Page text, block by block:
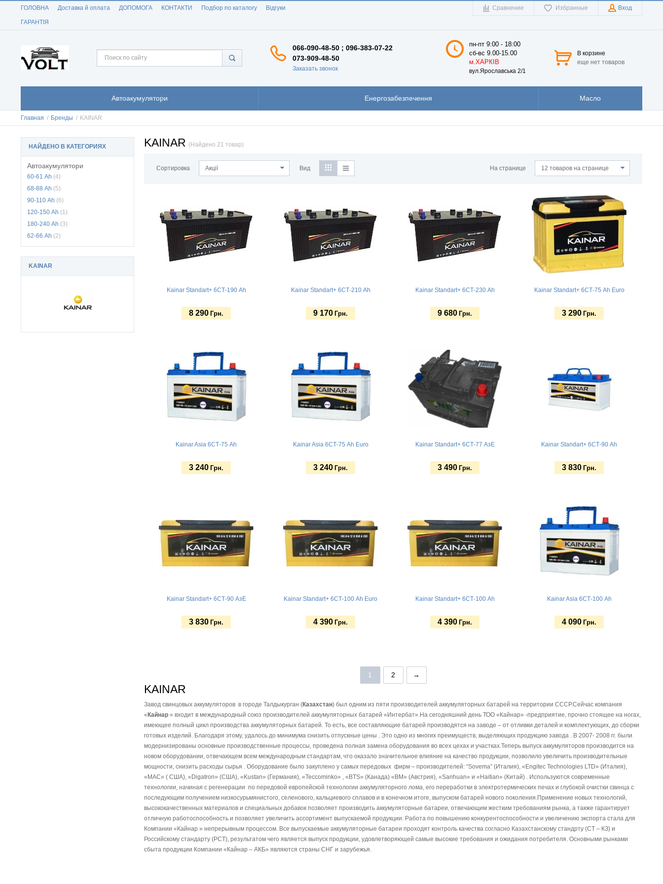
ГОЛОВНА Доставка й оплата ДОПОМОГА КОНТАКТИ Подбор по каталогу Відгуки
ГАРАНТIЯ
Сравнение Избранные Вход
066-090-48-50 ; 096-383-07-22
073-909-48-50
Заказать звонок
пн-пт 9:00 - 18:00
сб-вс 9.00-15.00
м.ХАРКІВ
вул.Ярославська 2/1
В корзине
еще нет товаров
Автоакумулятори Енергозабезпечення Масло
Главная / Бренды / KAINAR
НАЙДЕНО В КАТЕГОРИЯХ
Автоакумулятори
60-61 Аh (4)
68-88 Аh (5)
90-110 Аh (6)
120-150 Аh (1)
180-240 Аh (3)
62-66 Аh (2)
KAINAR
KAINAR (Найдено 21 товар)
Сортировка Акції Вид На странице 12 товаров на странице
Kainar Standart+ 6СТ-190 Ah
8 290 Грн.
Kainar Standart+ 6СТ-210 Ah
9 170 Грн.
Kainar Standart+ 6СТ-230 Ah
9 680 Грн.
Kainar Standart+ 6СТ-75 Ah Euro
3 290 Грн.
Kainar Asia 6СТ-75 Ah
3 240 Грн.
Kainar Asia 6СТ-75 Ah Euro
3 240 Грн.
Kainar Standart+ 6СТ-77 АзЕ
3 490 Грн.
Kainar Standart+ 6СТ-90 Ah
3 830 Грн.
Kainar Standart+ 6СТ-90 АзЕ
3 830 Грн.
Kainar Standart+ 6СТ-100 Ah Euro
4 390 Грн.
Kainar Standart+ 6СТ-100 Ah
4 390 Грн.
Kainar Asia 6СТ-100 Ah
4 090 Грн.
1 2 →
KAINAR
Завод свинцовых аккумуляторов в городе Талдыкурган (Казахстан) был одним из пяти производителей аккумуляторных батарей на территории СССР.Сейчас компания
« Кайнар » входит в международный союз производителей аккумуляторных батарей «Интербат».На сегодняшний день ТОО «Кайнар» -предприятие, прочно стоящее на ногах,
имеющее полный цикл производства аккумуляторных батарей. То есть, все составляющие батарей производятся на заводе – от отливки деталей и комплектующих, до сборки
готовых изделий. Благодаря этому, удалось до минимума снизить отпускные цены . Это одно из многих преимуществ, выделяющих продукцию завода . В 2007- 2008 гг. были
модернизированы основные производственные процессы, проведена полная замена оборудования во всех цехах и участках.Теперь выпуск аккумуляторов производится на
новом оборудовании, отвечающем всем международным стандартам, что оказало значительное влияние на качество продукции, позволило увеличить производительные
мощности, снизить расходы сырья . Оборудование было закуплено у самых передовых фирм – производителей: “Sovema” (Италия), «Engitec Technologies LTD» (Италия),
«MAC» ( США), «Digatron» (США), «Kustan» (Германия), «Teccominko» , «BTS» (Канада) «BM» (Австрия), «Sanhuan» и «Haitian» (Китай) . Используются современные
технологии, начиная с регенерации по передовой европейской технологии аккумуляторного лома, его переработки в электротермических печах и глубокой очистки свинца с
последующим получением низкосурьмянистого, селенового, кальциевого сплавов и в конечном итоге, выпуском батарей нового поколения.Применение новых технологий,
высококачественных материалов и специальных добавок позволяет производить аккумуляторные батареи, отвечающим жестким требованиям рынка, а также гарантирует
отличную работоспособность и позволяет увеличить ассортимент выпускаемой продукции. Работа по повышению конкурентоспособности и увеличению экспорта стала для
Компании «Кайнар » непрерывным процессом. Все выпускаемые аккумуляторные батареи проходят контроль качества согласно Казахстанскому стандрту (СТ – КЗ) и
Российскому стандарту (РСТ), результатом чего является выпуск продукции, удовлетворяющей самые высокие требования и ожидания потребителя. Основными рынками
сбыта продукции Компании «Кайнар – АКБ» являются страны СНГ и зарубежья.